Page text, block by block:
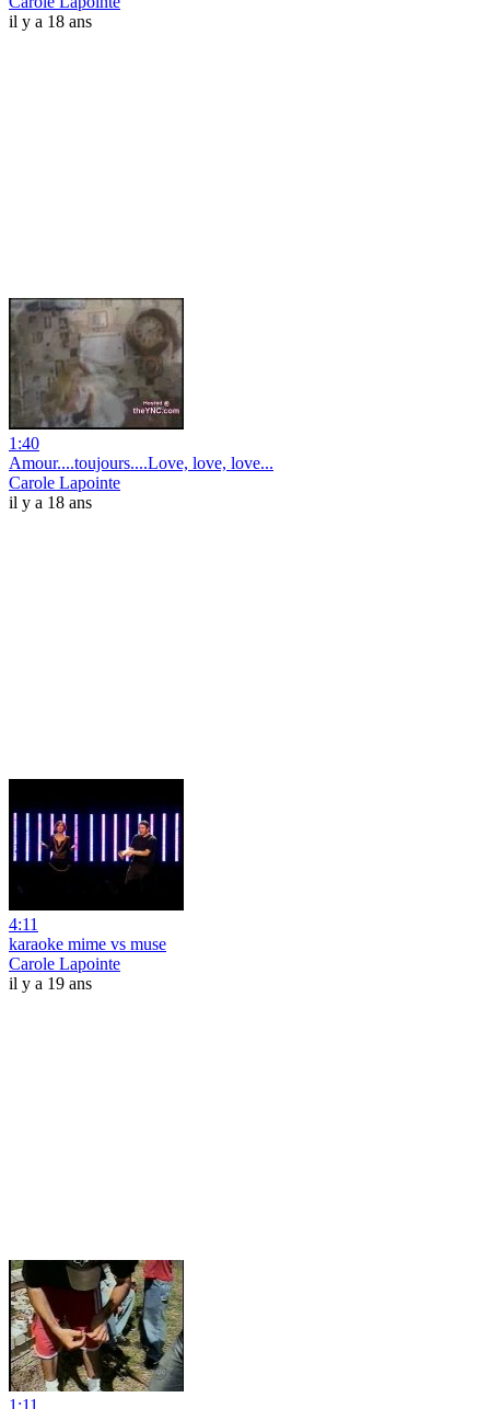
il y a 18 ans
1:40
Amour....toujours....Love, love, love...
Carole Lapointe
il y a 18 ans
4:11
karaoke mime vs muse
Carole Lapointe
il y a 19 ans